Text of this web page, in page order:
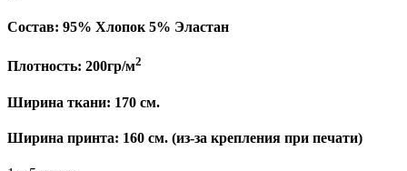
Состав: 95% Хлопок 5% Эластан
Плотность: 200гр/м2
Ширина ткани: 170 см.
Ширина принта: 160 см. (из-за крепления при печати)